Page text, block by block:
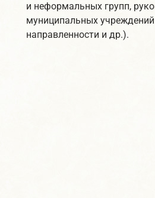
и неформальных групп,
муниципальных
направленности и др.).